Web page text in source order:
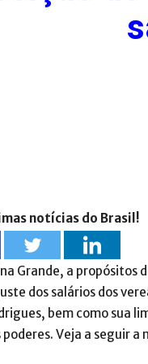
notícias do Brasil!
Grande, a propósitos
dos salários dos
bem como sua
poderes. Veja a seguir